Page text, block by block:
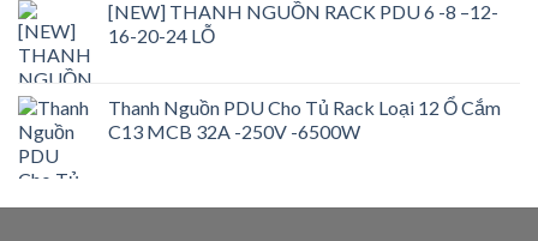
[NEW] THANH NGUỒN RACK PDU 6 -8 –12-
16-20-24 LỖ
Thanh Nguồn PDU Cho Tủ Rack Loại 12 Ổ Cắm
C13 MCB 32A -250V -6500W